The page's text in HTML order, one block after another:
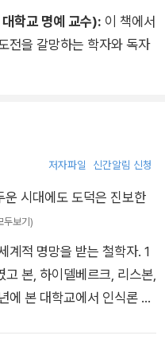
학교 명예 교수): 이 책에서
전을 갈망하는 학자와 독자
저자파일 신간알림 신청
운 시대에도 도덕은 진보한
두보기)
계적 명망을 받는 철학자. 1
본, 하이델베르크, 리스본,
본 대학교에서 인식론 및